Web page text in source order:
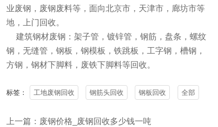
业废钢，废钢废料等，面向北京市，天津市，廊坊市等
地，上门回收。
建筑钢材废钢：架子管，镀锌管，钢筋，盘条，螺纹
钢，无缝管，钢板，钢模板，铁跳板，工字钢，槽钢，
方钢，钢材下脚料，废铁下脚料等回收。
标签： 工地废钢回收 钢筋头回收 钢板回收 全部
上一篇：废钢价格_废钢回收多少钱一吨